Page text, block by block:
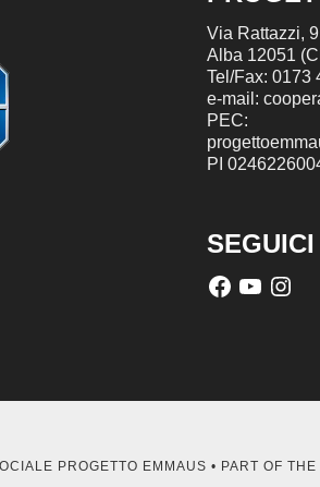
Via Rattazzi, 9
Alba 12051
Tel/Fax: 0173
e-mail:
PEC:
PI
SEGUICI
PROGETTO EMMAUS • PART OF THE